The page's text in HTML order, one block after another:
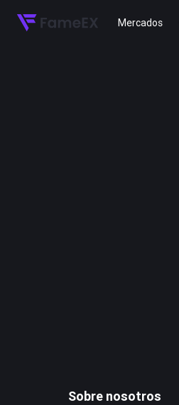
Mercados
Sobre nosotros